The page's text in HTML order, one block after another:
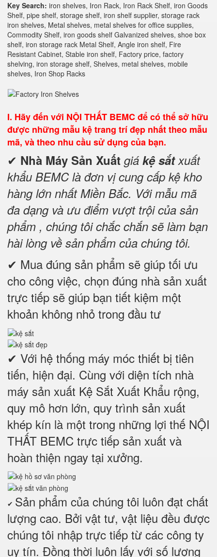
Key Search: iron shelves, Iron Rack, Iron Rack Shelf, iron Goods
Shelf, pipe shelf, storage shelf, iron shelf supplier, storage rack
iron shelves, Metal shelves, metal shelves for office supplies,
Commodity Shelf, iron goods shelf Galvanized shelves, shoe box
shelf, iron storage rack Metal Shelf, Angle iron shelf, Fire
Resistant Cabinet, Stable iron shelf, Factory price, factory
shelving, iron storage shelf, Shelves, metal shelves, mobile
shelves, Iron Shop Racks
I. Hãy đến với NỘI THẤT BEMC để có thể sở hữu
được những mẫu kệ trang trí đẹp nhất theo mẫu
mã, và theo nhu cầu sử dụng của bạn.
✔ Nhà Máy Sản Xuất giá kệ sắtxuất
khẩu BEMC là đơn vị cung cấp kệ kho
hàng lớn nhất Miền Bắc. Với mẫu mã
đa dạng và ưu điểm vượt trội của sản
phẩm , chúng tôi chắc chắn sẽ làm bạn
hài lòng về sản phẩm của chúng tôi.
✔ Mua đúng sản phẩm sẽ giúp tối ưu
cho công việc, chọn đúng nhà sản xuất
trực tiếp sẽ giúp bạn tiết kiệm một
khoản không nhỏ trong đầu tư
✔ Với hệ thống máy móc thiết bị tiên
tiến, hiện đại. Cùng với diện tích nhà
máy sản xuất Kệ Sắt Xuất Khẩu rộng,
quy mô hơn lớn, quy trình sản xuất
khép kín là một trong những lợi thế NỘI
THẤT BEMC trực tiếp sản xuất và
hoàn thiện ngay tại xưởng.
✔ Sản phẩm của chúng tôi luôn đạt chất
lượng cao. Bởi vật tư, vật liệu đều được
chúng tôi nhập trực tiếp từ các công ty
uy tín. Đồng thời luôn lấy với số lượng